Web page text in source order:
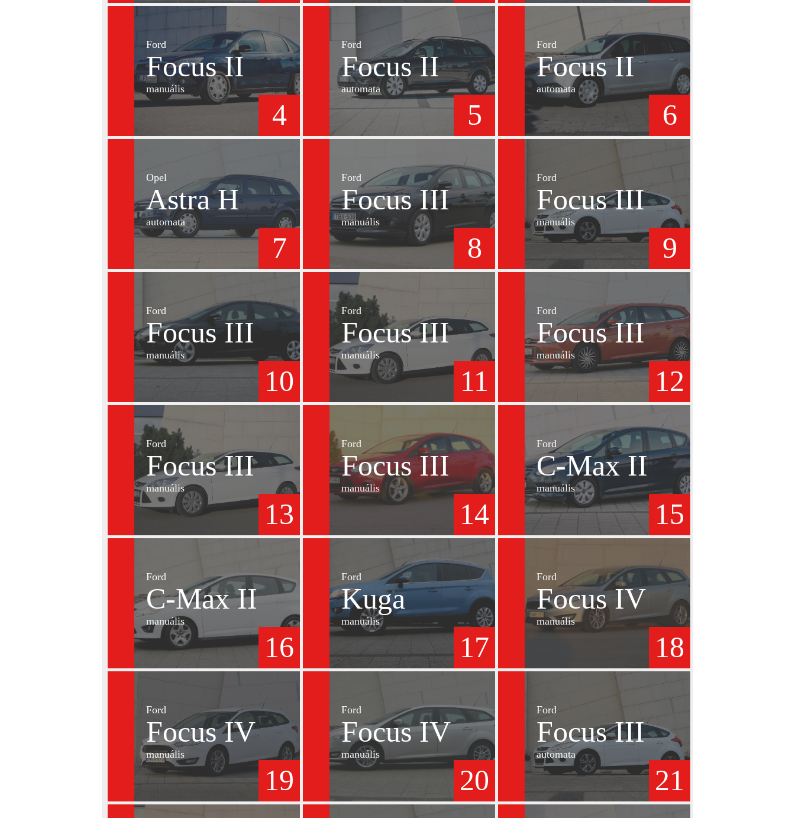
Ford
Focus II
manuális
4
Ford
Focus II
automata
5
Ford
Focus II
automata
6
Opel
Astra H
automata
7
Ford
Focus III
manuális
8
Ford
Focus III
manuális
9
Ford
Focus III
manuális
10
Ford
Focus III
manuális
11
Ford
Focus III
manuális
12
Ford
Focus III
manuális
13
Ford
Focus III
manuális
14
Ford
C-Max II
manuális
15
Ford
C-Max II
manuális
16
Ford
Kuga
manuális
17
Ford
Focus IV
manuális
18
Ford
Focus IV
manuális
19
Ford
Focus IV
manuális
20
Ford
Focus III
automata
21